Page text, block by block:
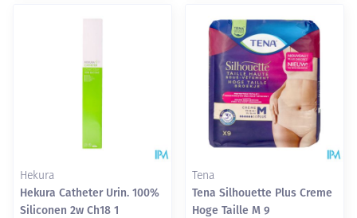
Hekura
Hekura Catheter Urin. 100%
Siliconen 2w Ch18 1
Tena
Tena Silhouette Plus Creme
Hoge Taille M 9